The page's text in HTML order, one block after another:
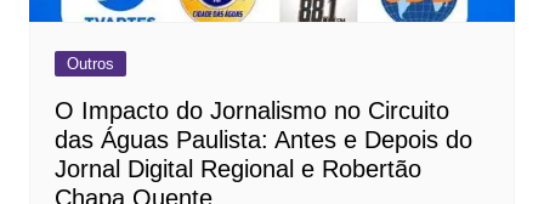
Outros
O Impacto do Jornalismo no Circuito
das Águas Paulista: Antes e Depois do
Jornal Digital Regional e Robertão
Chapa Quente.